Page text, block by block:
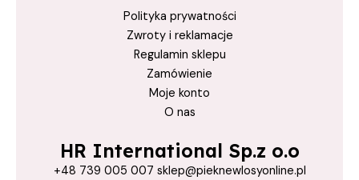
Polityka prywatności
Zwroty i reklamacje
Regulamin sklepu
Zamówienie
Moje konto
O nas
HR International Sp.z o.o
+48 739 005 007 sklep@pieknewlosyonline.pl